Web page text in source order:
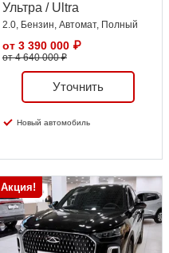
Ультра / Ultra
2.0, Бензин, Автомат, Полный
от 3 390 000 ₽
от 4 640 000 ₽
Уточнить
Новый автомобиль
Акция!